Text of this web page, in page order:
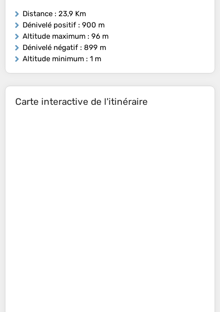
Distance : 23,9 Km
Dénivelé positif : 900 m
Altitude maximum : 96 m
Dénivelé négatif : 899 m
Altitude minimum : 1 m
Carte interactive de l'itinéraire